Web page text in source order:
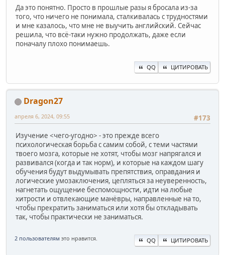
Да это понятно. Просто в прошлые разы я бросала из-за
того, что ничего не понимала, сталкивалась с трудностями
и мне казалось, что мне не выучить английский. Сейчас
решила, что всё-таки нужно продолжать, даже если
поначалу плохо понимаешь.
QQ ЦИТИРОВАТЬ
Dragon27
#173
апреля 6, 2024, 09:55
Изучение <чего-угодно> - это прежде всего
психологическая борьба с самим собой, с теми частями
твоего мозга, которые не хотят, чтобы мозг напрягался и
развивался (когда и так норм), и которые на каждом шагу
обучения будут выдумывать препятствия, оправдания и
логические умозаключения, цепляться за неуверенность,
нагнетать ощущение беспомощности, идти на любые
хитрости и отвлекающие манёвры, направленные на то,
чтобы прекратить заниматься или хотя бы откладывать
так, чтобы практически не заниматься.
2 пользователям это нравится. QQ ЦИТИРОВАТЬ